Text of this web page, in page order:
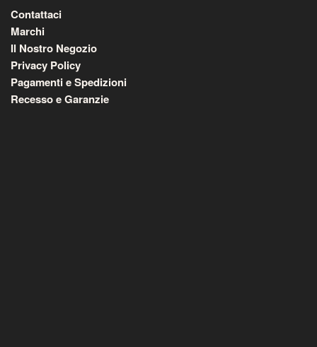
Contattaci
Marchi
Il Nostro Negozio
Privacy Policy
Pagamenti e Spedizioni
Recesso e Garanzie